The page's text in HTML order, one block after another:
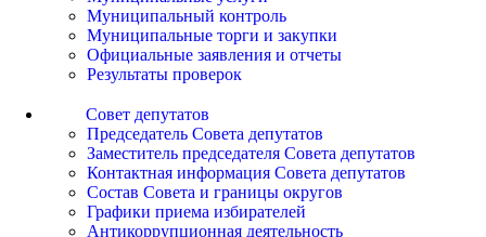
Муниципальный контроль
Муниципальные торги и закупки
Официальные заявления и отчеты
Результаты проверок
Совет депутатов
Председатель Совета депутатов
Заместитель председателя Совета депутатов
Контактная информация Совета депутатов
Состав Совета и границы округов
Графики приема избирателей
Антикоррупционная деятельность